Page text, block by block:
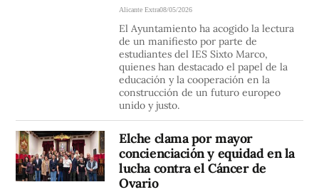
Alicante Extra08/05/2026
El Ayuntamiento ha acogido la lectura
de un manifiesto por parte de
estudiantes del IES Sixto Marco,
quienes han destacado el papel de la
educación y la cooperación en la
construcción de un futuro europeo
unido y justo.
Elche clama por mayor
concienciación y equidad en la
lucha contra el Cáncer de
Ovario